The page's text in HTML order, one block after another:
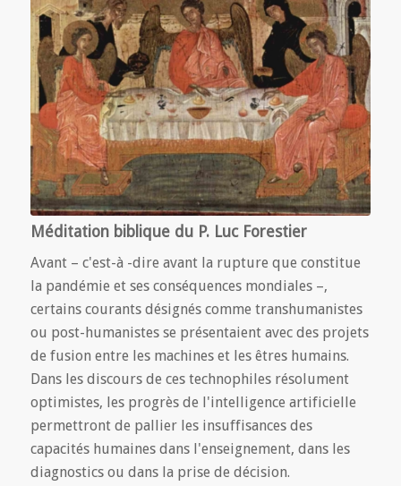
Méditation biblique du P. Luc Forestier
Avant – c'est-à -dire avant la rupture que constitue
la pandémie et ses conséquences mondiales –,
certains courants désignés comme transhumanistes
ou post-humanistes se présentaient avec des projets
de fusion entre les machines et les êtres humains.
Dans les discours de ces technophiles résolument
optimistes, les progrès de l'intelligence artificielle
permettront de pallier les insuffisances des
capacités humaines dans l'enseignement, dans les
diagnostics ou dans la prise de décision.